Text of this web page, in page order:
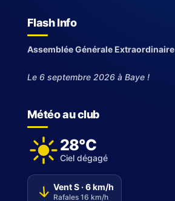
Flash Info
Assemblée Générale Extraordinaire
Le 6 septembre 2026 à Baye !
Météo au club
28°C
Ciel dégagé
↑ Vent S · 6 km/h
Rafales 16 km/h